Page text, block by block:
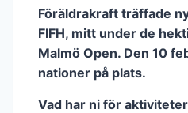
Föräldrakraft träffade
FIFH, mitt under de
Malmö Open. Den 10
nationer på plats.
Vad har ni för